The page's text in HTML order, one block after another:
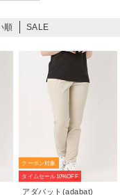
順 SALE
クーポン対象
タイムセール10%OFF
アダバット(adabat)